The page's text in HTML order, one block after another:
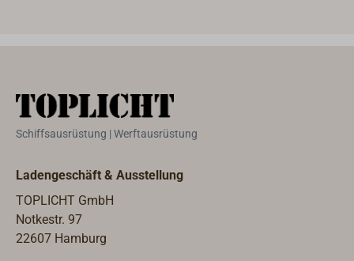
Schiffsausrüstung | Werftausrüstung
Ladengeschäft & Ausstellung
TOPLICHT GmbH
Notkestr. 97
22607 Hamburg